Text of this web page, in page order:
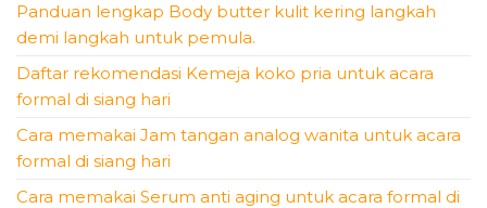
Panduan lengkap Body butter kulit kering langkah
demi langkah untuk pemula.
Daftar rekomendasi Kemeja koko pria untuk acara
formal di siang hari
Cara memakai Jam tangan analog wanita untuk acara
formal di siang hari
Cara memakai Serum anti aging untuk acara formal di